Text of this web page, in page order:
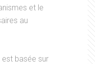
et le
au
est basée sur